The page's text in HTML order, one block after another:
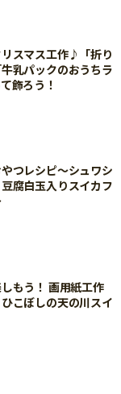
スマス工作♪「折り
乳パックのおうちラ
飾ろう！
つレシピ～シュワシ
腐白玉入りスイカフ
もう！ 画用紙工作
こぼしの天の川スイ